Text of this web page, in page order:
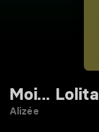
Moi... Lolita
Alizée